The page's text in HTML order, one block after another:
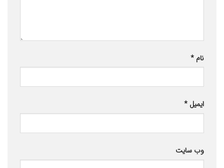
نام *
ایمیل *
وب‌ سایت